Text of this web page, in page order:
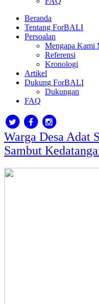
Beranda
Tentang ForBALI
Persoalan
Mengapa Kami
Referensi
Kronologi
Artikel
Dukung ForBALI
Dukungan
FAQ
Warga Desa Adat
Sambut